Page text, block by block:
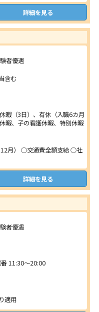
詳細を見る
者優遇
含む
暇（3日）、有休（入職6カ月
暇、子の看護休暇、特別休暇
月） ○交通費全額支給 ○社
詳細を見る
者優遇
11:30～20:00
適用